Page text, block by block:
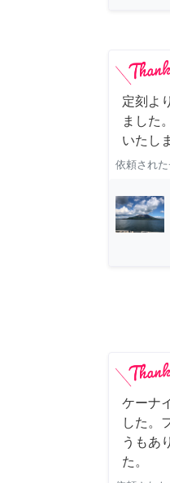
定刻よ
ました
いたし
依頼された
ケーナ
した。
うもあ
た。